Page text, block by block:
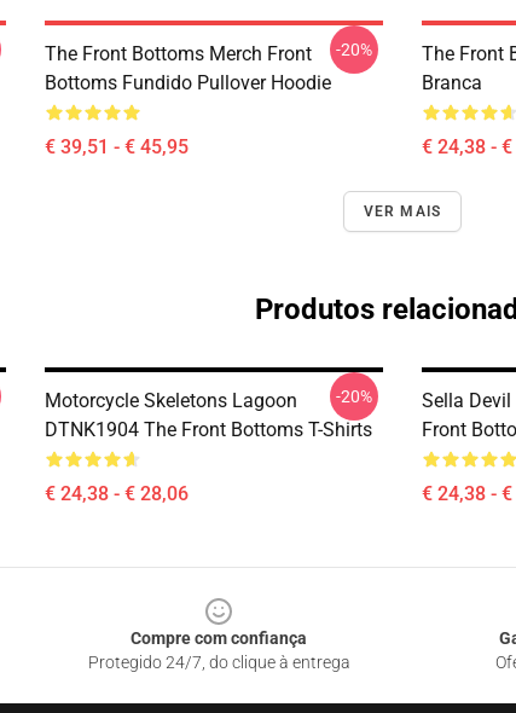
The Front Bottoms Merch Front
Bottoms Fundido Pullover Hoodie
€ 39,51 - € 45,95
-20%
The Front
Branca
€ 24,38 -
VER MAIS
Produtos
Motorcycle Skeletons Lagoon
DTNK1904 The Front Bottoms T-Shirts
€ 24,38 - € 28,06
-20%
Sella
Front
€ 24,38 -
Compre com confiança
Protegido 24/7, do clique à entrega